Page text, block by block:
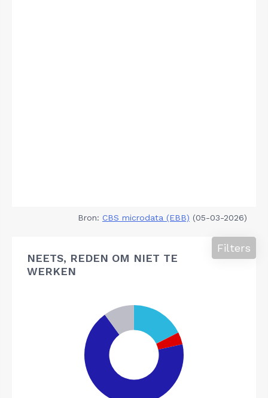
Bron: CBS microdata (EBB) (05-03-2026)
NEETS, REDEN OM NIET TE
WERKEN
Filters